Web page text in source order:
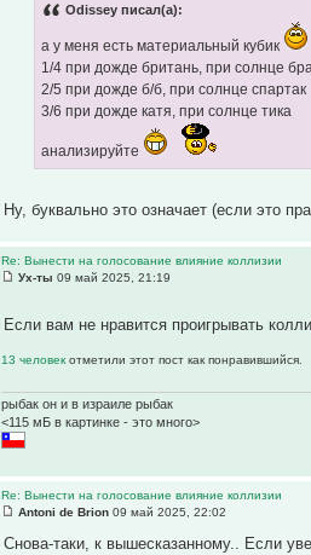
Odissey писал(а):
а у меня есть материальный кубик
1/4 при дожде британь, при солнце
2/5 при дожде б/б, при солнце спартак
3/6 при дожде катя, при солнце тика
анализируйте
Ну, буквально это означает (если это
Re: Вынести на голосование влияние коллизии
Ух-ты 09 май 2025, 21:19
Если вам не нравится проигрывать
13 человекотметили этот пост как понравившийся.
рыбак он и в израиле рыбак
<115 мБ в картинке - это много>
Re: Вынести на голосование влияние коллизии
Antoni de Brion 09 май 2025, 22:02
Снова-таки, к вышесказанному.. Если